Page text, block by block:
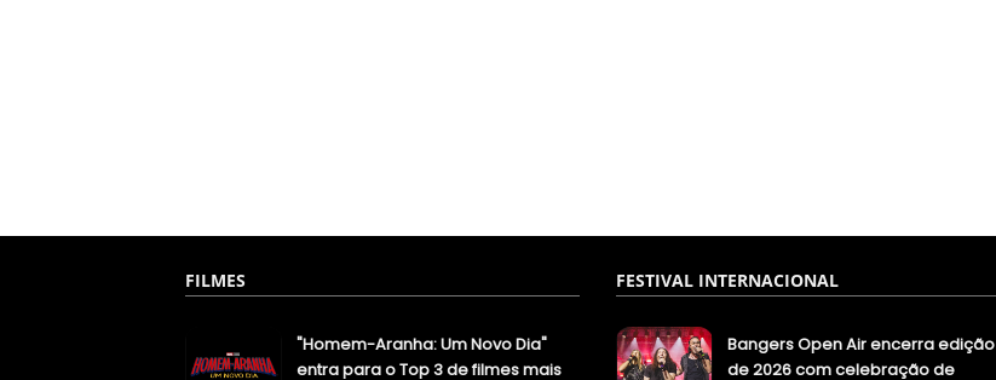
FILMES
"Homem-Aranha: Um Novo Dia"
entra para o Top 3 de filmes mais
FESTIVAL INTERNACIONAL
Bangers Open Air encerra edição
de 2026 com celebração de